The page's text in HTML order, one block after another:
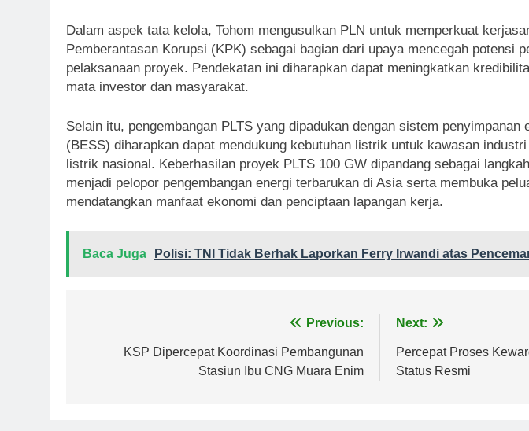
Dalam aspek tata kelola, Tohom mengusulkan PLN untuk memperkuat
Pemberantasan Korupsi (KPK) sebagai bagian dari upaya mencegah potensi
pelaksanaan proyek. Pendekatan ini diharapkan dapat meningkatkan
mata investor dan masyarakat.
Selain itu, pengembangan PLTS yang dipadukan dengan sistem penyimpanan
(BESS) diharapkan dapat mendukung kebutuhan listrik untuk kawasan
listrik nasional. Keberhasilan proyek PLTS 100 GW dipandang sebagai
menjadi pelopor pengembangan energi terbarukan di Asia serta membuka
mendatangkan manfaat ekonomi dan penciptaan lapangan kerja.
Baca Juga Polisi: TNI Tidak Berhak Laporkan Ferry Irwandi atas
Previous:
KSP Dipercepat Koordinasi Pembangunan
Stasiun Ibu CNG Muara Enim
Next:
Percepat Proses
Status Resmi